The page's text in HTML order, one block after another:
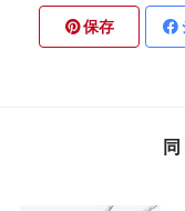
保存